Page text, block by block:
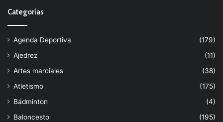
Categorías
Agenda Deportiva
(179)
Ajedrez
(11)
Artes marciales
(38)
Atletismo
(175)
Bádminton
(4)
Baloncesto
(195)